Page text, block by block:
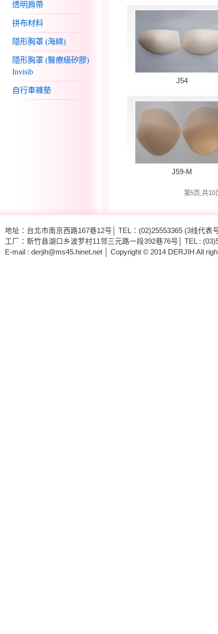
透明肩帶
拼布材料
隱形胸罩 (海綿)
隱形胸罩 (醫療級矽膠)
Invisib
自行車褲墊
J54
J59-M
第5页,共10
地址：台北市南京西路167巷12号│ TEL：(02)25553365 (3线代表
工厂：新竹县湖口乡波罗村11邻三元路一段392巷76号│ TEL :
E-mail : derjih@ms45.hinet.net │ Copyright © 2014 DERJIH All